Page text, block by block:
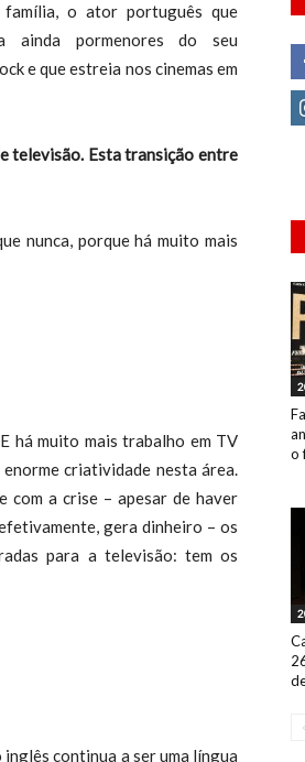
família, o ator português que
ainda pormenores do seu
e que estreia nos cinemas em
televisão. Esta transição entre
nunca, porque há muito mais
há muito mais trabalho em TV
enorme criatividade nesta área.
com a crise – apesar de haver
gera dinheiro – os
para a televisão: tem os
continua a ser uma língua
o